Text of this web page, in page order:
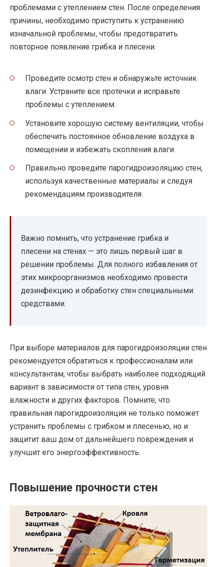
проблемами с утеплением стен. После определения
причины, необходимо приступить к устранению
изначальной проблемы, чтобы предотвратить
повторное появление грибка и плесени.
Проведите осмотр стен и обнаружьте источник
влаги. Устраните все протечки и исправьте
проблемы с утеплением.
Установите хорошую систему вентиляции, чтобы
обеспечить постоянное обновление воздуха в
помещении и избежать скопления влаги.
Правильно проведите парогидроизоляцию стен,
используя качественные материалы и следуя
рекомендациям производителя.
Важно помнить, что устранение грибка и
плесени на стенах — это лишь первый шаг в
решении проблемы. Для полного избавления от
этих микроорганизмов необходимо провести
дезинфекцию и обработку стен специальными
средствами.
При выборе материалов для парогидроизоляции стен
рекомендуется обратиться к профессионалам или
консультантам, чтобы выбрать наиболее подходящий
вариант в зависимости от типа стен, уровня
влажности и других факторов. Помните, что
правильная парогидроизоляция не только поможет
устранить проблемы с грибком и плесенью, но и
защитит ваш дом от дальнейшего повреждения и
улучшит его энергоэффективность.
Повышение прочности стен